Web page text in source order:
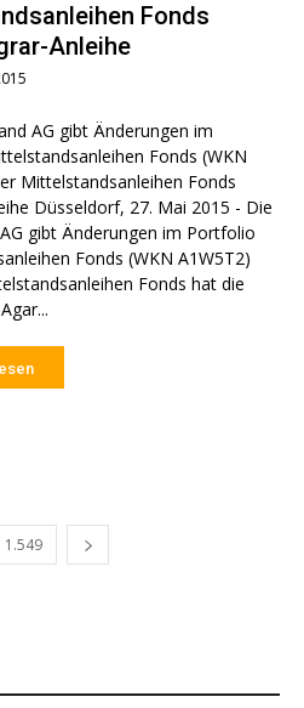
Fonds
Anleihe
AG gibt Änderungen im
Fonds (WKN
- Die
gibt Änderungen im Portfolio
Fonds (WKN A1W5T2)
1.549